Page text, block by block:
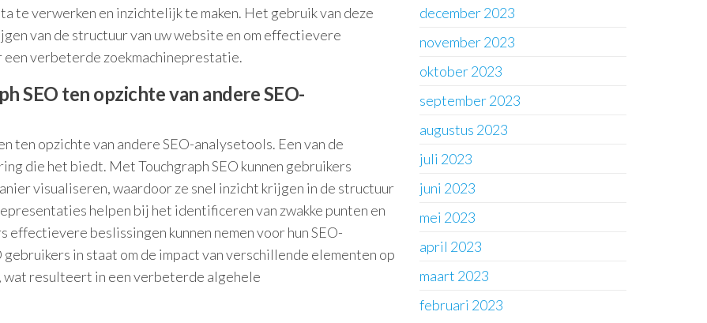
te verwerken en inzichtelijk te maken. Het gebruik van deze
van de structuur van uw website en om effectievere
verbeterde zoekmachineprestatie.
SEO ten opzichte van andere SEO-
ten opzichte van andere SEO-analysetools. Een van de
die het biedt. Met Touchgraph SEO kunnen gebruikers
visualiseren, waardoor ze snel inzicht krijgen in de structuur
helpen bij het identificeren van zwakke punten en
beslissingen kunnen nemen voor hun SEO-
in staat om de impact van verschillende elementen op
resulteert in een verbeterde algehele
december 2023
november 2023
oktober 2023
september 2023
augustus 2023
juli 2023
juni 2023
mei 2023
april 2023
maart 2023
februari 2023